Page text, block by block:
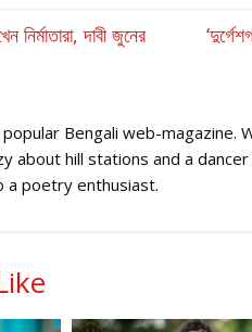
দাবী জুনের
Bengali web-magazine.
about hill stations and a
a poetry enthusiast.